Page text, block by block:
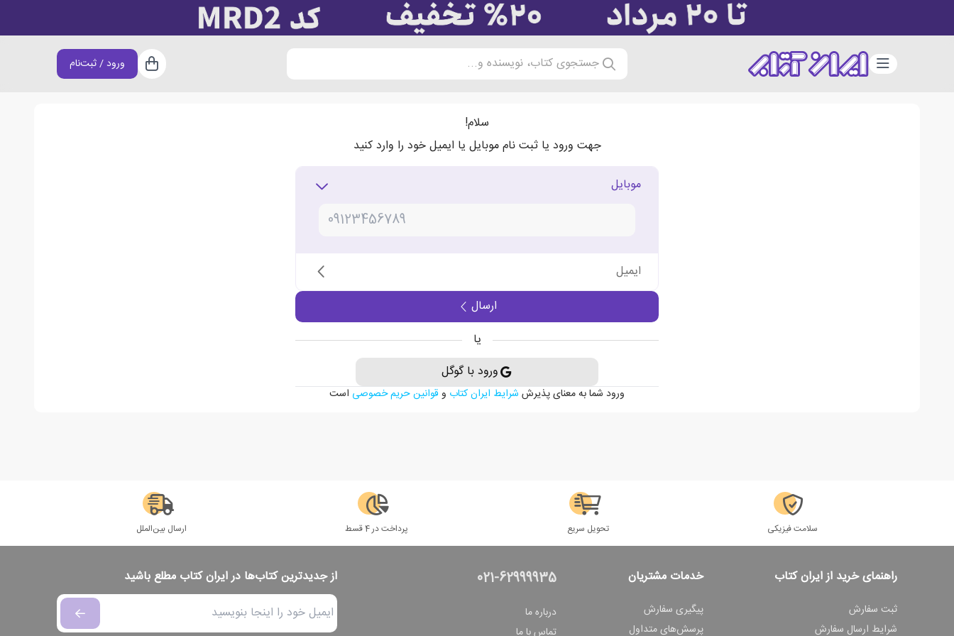
دسته‌بندی جستجوی کتاب، نویسنده و... سبد خرید
ورود / ثبت‌نام
سلام!
جهت ورود یا ثبت نام موبایل یا ایمیل خود را وارد کنید
موبایل
ایمیل
ارسال
یا
ورود با گوگل
ورود شما به معنای پذیرش شرایط ایران کتاب و قوانین حریم خصوصی است
سلامت فیزیکی تحویل سریع پرداخت در 4 قسط ارسال بین‌الملل
راهنمای خرید از ایران کتاب
ثبت سفارش
شرایط ارسال سفارش
خدمات مشتریان
پیگیری سفارش
پرسش‌های متداول
021-62999935
درباره ما
تماس با ما
از جدیدترین کتاب‌ها در ایران کتاب مطلع باشید